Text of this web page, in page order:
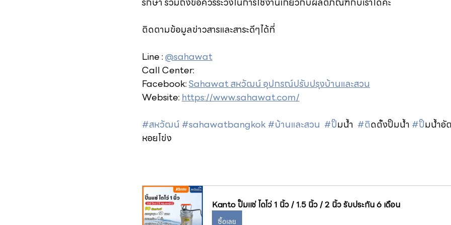
ติดตามข้อมูลข่าวสารและสาระดีๆได้ที่
Line : @sahawat
Call Center:
Facebook: Sahawat สหวัฒน์ อุปกรณ์ปรับปรุงบ้านและสวน
Website: https://www.sahawat.com/
#สหวัฒน์ #sahawatbangkok#บ้านและสวน #ปั๊มน้ำ #ติดตั้งปั๊มน้ำ #ปมน้ำอั
หอยโข่ง
Kanto ปั๊มแช่ ไดโว่ 1 นิ้ว / 1.5 นิ้ว / 2 นิ้ว รับประกัน 6 เดือน
ซื้อเลย